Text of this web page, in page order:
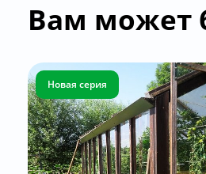
Вам может
Новая серия